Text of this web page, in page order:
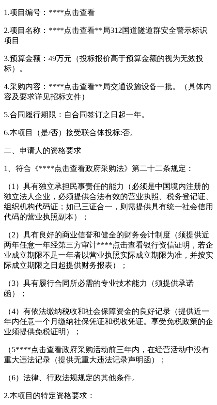
1.项目编号：****点击查看
2.项目名称：****点击查看**局312国道隧道群安全警示标识
项目
3.预算金额：49万元（投标报价高于预算金额的视为无效投
标）。
4.采购内容：****点击查看**局交通设施设备一批。（具体内
容及要求详见招标文件）
5.合同履行期限：自合同签订之日起一年。
6.本项目（是/否）接受联合体投标:否。
二、申请人的资格要求
1、符合《****点击查看政府采购法》第二十二条规定：
（1）具有独立承担民事责任的能力（必须是中国境内注册的
独立法人企业，必须提供合法有效的营业执照、税务登记证、
组织机构代码证；如已三证合一，则需提供具有统一社会信用
代码的营业执照副本）；
（2）具有良好的商业信誉和健全的财务会计制度（须提供近
两年任意一年经第三方审计****点击查看银行资信证明，若企
业成立期限不足一年者以营业执照实际成立期限为准，并按实
际成立期限之日起提供财务报表）；
（3）具有履行合同所必需的专业技术能力（须提供承诺
函）；
（4）有依法缴纳税收和社会保障资金的良好记录（提供近一
年内任意一个月缴纳社保凭证和税收凭证。享受免税政策的企
业须提供免税证明）；
（5****点击查看政府采购活动前三年内，在经营活动中没有
重大违法记录（提供无重大违法记录声明函）；
（6）法律、行政法规规定的其他条件。
2.本项目的特定资格要求：